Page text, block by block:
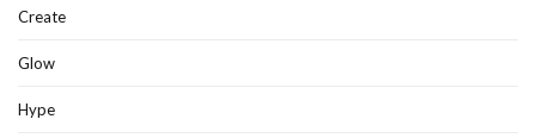
Create
Glow
Hype